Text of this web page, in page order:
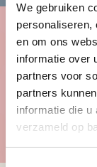
We gebruiken
personaliseren,
en om ons
informatie over
partners voor
partners
informatie die u
verzameld op
Bekijk